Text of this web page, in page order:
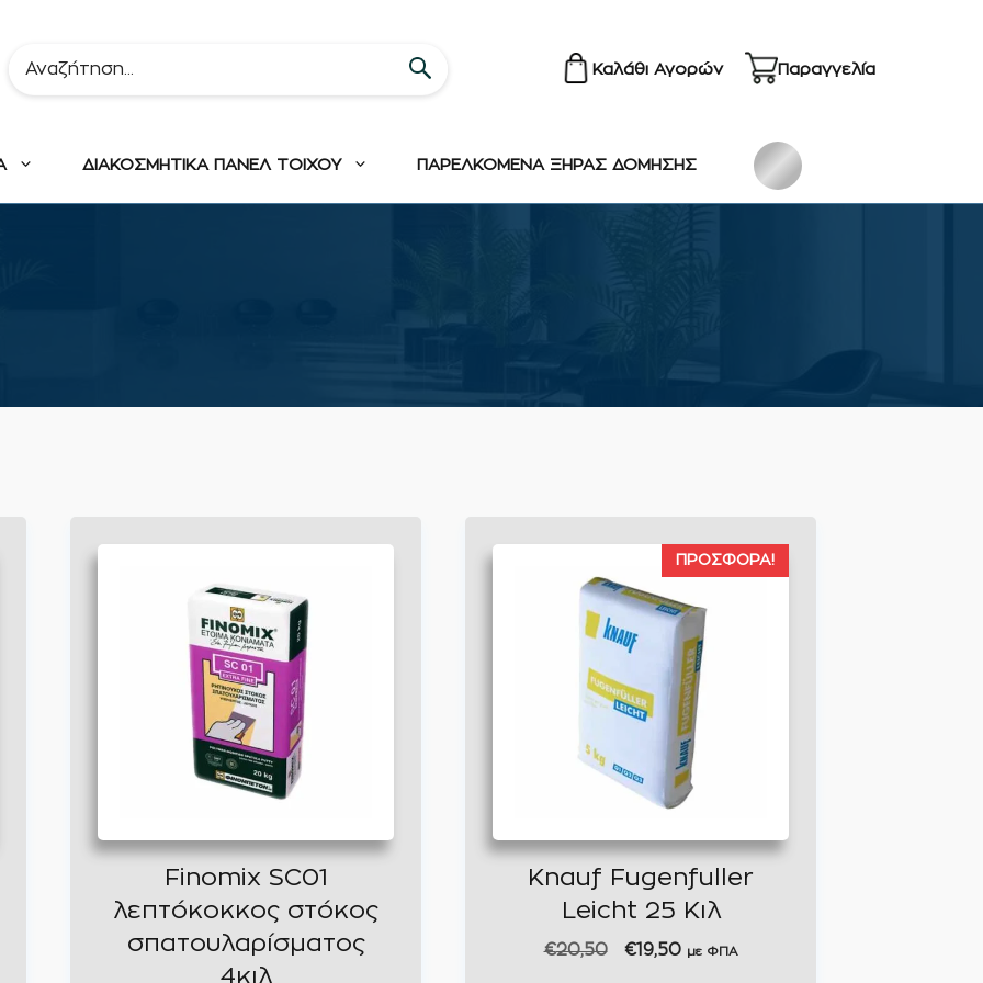
Καλάθι Αγορών Παραγγελία
ΔΙΑΚΟΣΜΗΤΙΚΑ ΠΑΝΕΛ ΤΟΙΧΟΥ ΠΑΡΕΛΚΟΜΕΝΑ ΞΗΡΑΣ ΔΟΜΗΣΗΣ
Finomix SC01
λεπτόκοκκος στόκος
σπατουλαρίσματος
4κιλ
ΠΡΟΣΦΟΡΆ!
Knauf Fugenfuller
Leicht 25 Κιλ
€20,50
Original
€19,50Ημε ΦΠΑ